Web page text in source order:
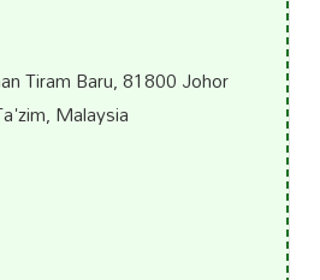
Tiram Baru, 81800 Johor
Malaysia